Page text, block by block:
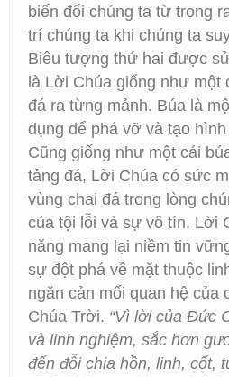
biến đổi chúng ta từ trong
trí chúng ta khi chúng ta
Biểu tượng thứ hai được
là Lời Chúa giống như một
đá ra từng mảnh. Búa là
dụng để phá vỡ và tạo
Cũng giống như một cái
tảng đá, Lời Chúa có sức
vùng chai đá trong lòng
của tội lỗi và sự vô tín. Lời
năng mang lại niềm tin
sự đột phá về mặt thuộc
ngăn cản mối quan hệ
Chúa Trời. “Vì lời của Đức
và linh nghiệm, sắc hơn
đến đỗi chia hồn, linh, cốt,